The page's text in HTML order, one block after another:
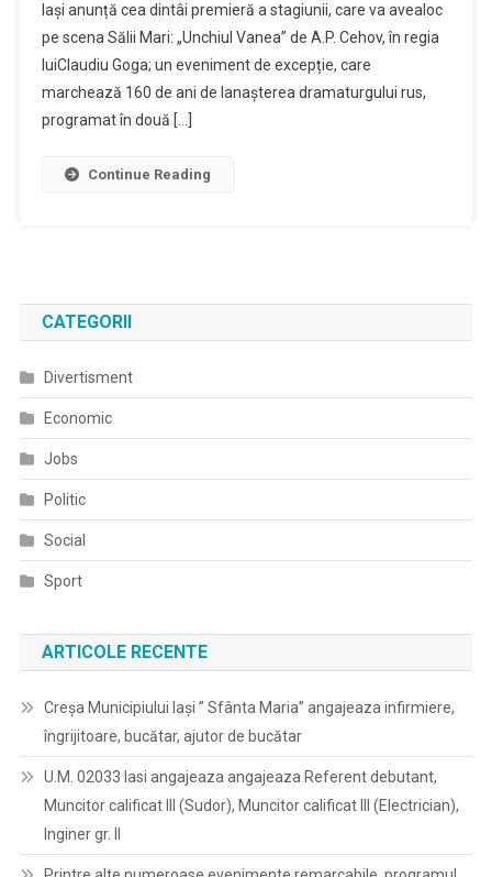
Iași anunță cea dintâi premieră a stagiunii, care va avealoc
pe scena Sălii Mari: „Unchiul Vanea” de A.P. Cehov, în regia
luiClaudiu Goga; un eveniment de excepție, care
marchează 160 de ani de lanașterea dramaturgului rus,
programat în două […]
Continue Reading
CATEGORII
Divertisment
Economic
Jobs
Politic
Social
Sport
ARTICOLE RECENTE
Creșa Municipiului Iași ” Sfânta Maria” angajeaza infirmiere,
îngrijitoare, bucătar, ajutor de bucătar
U.M. 02033 Iasi angajeaza angajeaza Referent debutant,
Muncitor calificat III (Sudor), Muncitor calificat III (Electrician),
Inginer gr. II